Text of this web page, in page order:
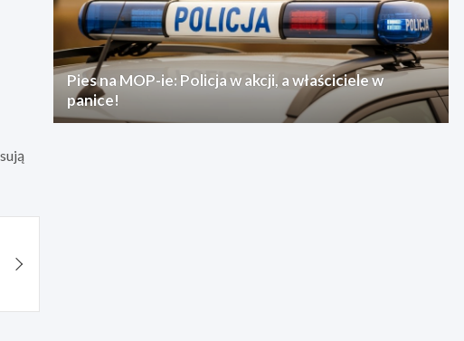
Pies na MOP-ie: Policja w akcji, a właściciele w
panice!